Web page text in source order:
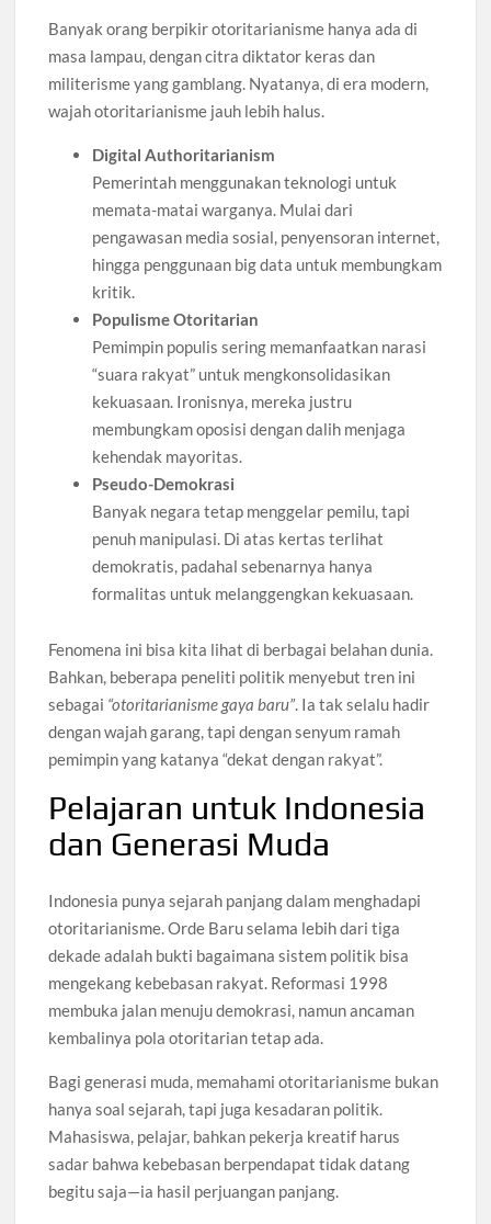
Banyak orang berpikir otoritarianisme hanya ada di
masa lampau, dengan citra diktator keras dan
militerisme yang gamblang. Nyatanya, di era modern,
wajah otoritarianisme jauh lebih halus.
Digital Authoritarianism
Pemerintah menggunakan teknologi untuk
memata-matai warganya. Mulai dari
pengawasan media sosial, penyensoran internet,
hingga penggunaan big data untuk membungkam
kritik.
Populisme Otoritarian
Pemimpin populis sering memanfaatkan narasi
“suara rakyat” untuk mengkonsolidasikan
kekuasaan. Ironisnya, mereka justru
membungkam oposisi dengan dalih menjaga
kehendak mayoritas.
Pseudo-Demokrasi
Banyak negara tetap menggelar pemilu, tapi
penuh manipulasi. Di atas kertas terlihat
demokratis, padahal sebenarnya hanya
formalitas untuk melanggengkan kekuasaan.
Fenomena ini bisa kita lihat di berbagai belahan dunia.
Bahkan, beberapa peneliti politik menyebut tren ini
sebagai “otoritarianisme gaya baru”. Ia tak selalu hadir
dengan wajah garang, tapi dengan senyum ramah
pemimpin yang katanya “dekat dengan rakyat”.
Pelajaran untuk Indonesia
dan Generasi Muda
Indonesia punya sejarah panjang dalam menghadapi
otoritarianisme. Orde Baru selama lebih dari tiga
dekade adalah bukti bagaimana sistem politik bisa
mengekang kebebasan rakyat. Reformasi 1998
membuka jalan menuju demokrasi, namun ancaman
kembalinya pola otoritarian tetap ada.
Bagi generasi muda, memahami otoritarianisme bukan
hanya soal sejarah, tapi juga kesadaran politik.
Mahasiswa, pelajar, bahkan pekerja kreatif harus
sadar bahwa kebebasan berpendapat tidak datang
begitu saja—ia hasil perjuangan panjang.